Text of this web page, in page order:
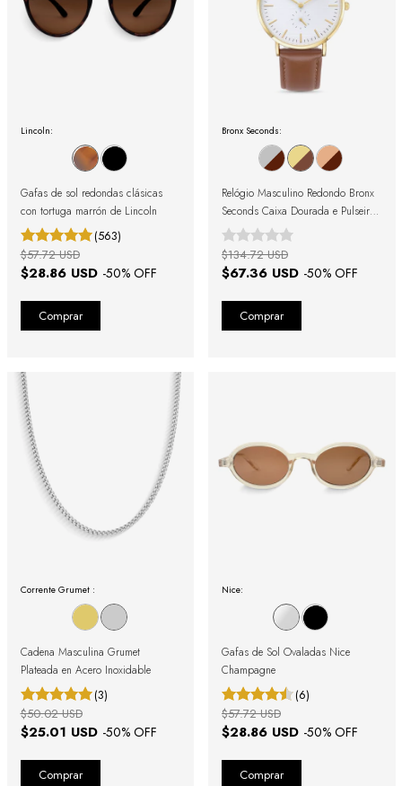
Lincoln:
Gafas de sol redondas clásicas
con tortuga marrón de Lincoln
(563)
$28.86 USD -50% OFF
$57.72 USD
Bronx Seconds:
Relógio Masculino Redondo Bronx
Seconds Caixa Dourada e Pulseira
de Couro Marrom
$67.36 USD -50% OFF
$134.72 USD
Corrente Grumet :
Cadena Masculina Grumet
Plateada en Acero Inoxidable
(3)
$25.01 USD -50% OFF
$50.02 USD
Nice:
Gafas de Sol Ovaladas Nice
Champagne
(6)
$28.86 USD -50% OFF
$57.72 USD